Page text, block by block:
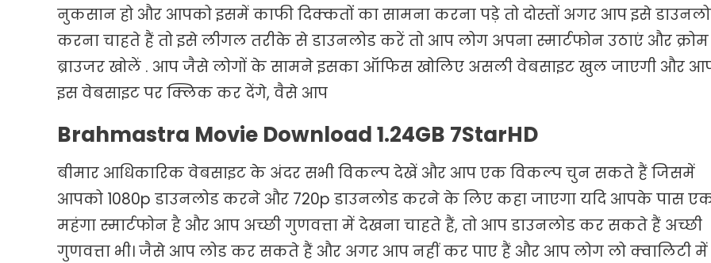
नुकसान हो और आपको इसमें काफी दिक्कतों का सामना करना पड़े तो दोस्तों अगर आप इसे
करना चाहते हैं तो इसे लीगल तरीके से डाउनलोड करें तो आप लोग अपना स्मार्टफोन उठाएं और क्रोम
ब्राउजर खोलें . आप जैसे लोगों के सामने इसका ऑफिस खोलिए असली वेबसाइट खुल जाएगी और
इस वेबसाइट पर क्लिक कर देंगे, वैसे आप
Brahmastra Movie Download 1.24GB 7StarHD
बीमार आधिकारिक वेबसाइट के अंदर सभी विकल्प देखें और आप एक विकल्प चुन सकते हैं जिसमें
आपको 1080p डाउनलोड करने और 720p डाउनलोड करने के लिए कहा जाएगा यदि आपके पास
महंगा स्मार्टफोन है और आप अच्छी गुणवत्ता में देखना चाहते हैं, तो आप डाउनलोड कर सकते हैं अच्छी
गुणवत्ता भी। जैसे आप लोड कर सकते हैं और अगर आप नहीं कर पाए हैं और आप लोग लो क्वालिटी में